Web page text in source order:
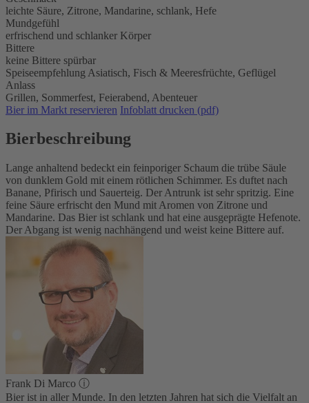
leichte Säure, Zitrone, Mandarine, schlank, Hefe
Mundgefühl
erfrischend und schlanker Körper
Bittere
keine Bittere spürbar
Speiseempfehlung Asiatisch, Fisch & Meeresfrüchte, Geflügel
Anlass
Grillen, Sommerfest, Feierabend, Abenteuer
Bier im Markt reservieren Infoblatt drucken (pdf)
Bierbeschreibung
Lange anhaltend bedeckt ein feinporiger Schaum die trübe Säule
von dunklem Gold mit einem rötlichen Schimmer. Es duftet nach
Banane, Pfirisch und Sauerteig. Der Antrunk ist sehr spritzig. Eine
feine Säure erfrischt den Mund mit Aromen von Zitrone und
Mandarine. Das Bier ist schlank und hat eine ausgeprägte Hefenote.
Der Abgang ist wenig nachhängend und weist keine Bittere auf.
Frank Di Marco ⓘ
Bier ist in aller Munde. In den letzten Jahren hat sich die Vielfalt an